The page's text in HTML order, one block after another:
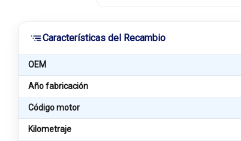
Características del Recambio
OEM
Año fabricación
Código motor
Kilometraje